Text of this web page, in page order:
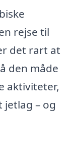
rejse til
det rart at
den måde
aktiviteter,
– og